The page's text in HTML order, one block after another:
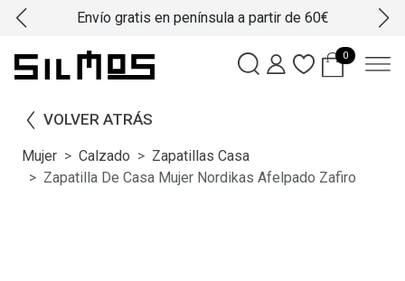
Envío gratis en península a partir de 60€
0
VOLVER ATRÁS
Mujer Calzado
Zapatillas Casa
Zapatilla De Casa Mujer Nordikas Afelpado Zafiro